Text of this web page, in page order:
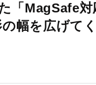
「MagSafe
幅を広げて